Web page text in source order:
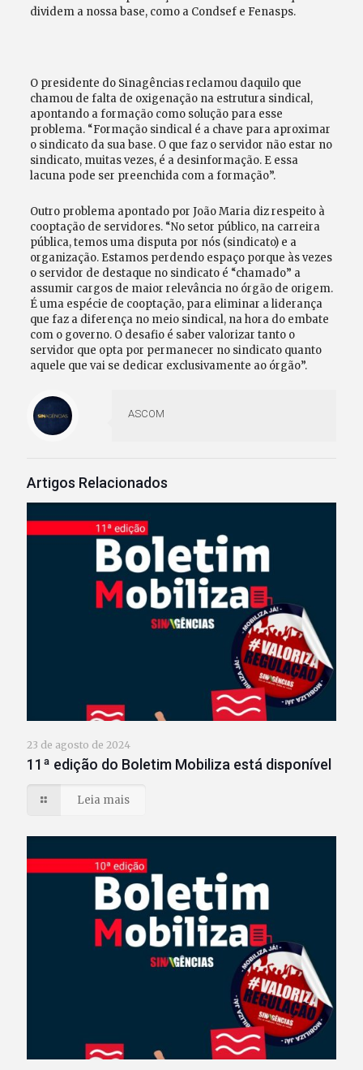
dividem a nossa base, como a Condsef e Fenasps.
O presidente do Sinagências reclamou daquilo que
chamou de falta de oxigenação na estrutura sindical,
apontando a formação como solução para esse
problema. “Formação sindical é a chave para aproximar
o sindicato da sua base. O que faz o servidor não estar no
sindicato, muitas vezes, é a desinformação. E essa
lacuna pode ser preenchida com a formação”.
Outro problema apontado por João Maria diz respeito à
cooptação de servidores. “No setor público, na carreira
pública, temos uma disputa por nós (sindicato) e a
organização. Estamos perdendo espaço porque às vezes
o servidor de destaque no sindicato é “chamado” a
assumir cargos de maior relevância no órgão de origem.
É uma espécie de cooptação, para eliminar a liderança
que faz a diferença no meio sindical, na hora do embate
com o governo. O desafio é saber valorizar tanto o
servidor que opta por permanecer no sindicato quanto
aquele que vai se dedicar exclusivamente ao órgão”.
ASCOM
Artigos Relacionados
23 de agosto de 2024
11ª edição do Boletim Mobiliza está disponível
Leia mais